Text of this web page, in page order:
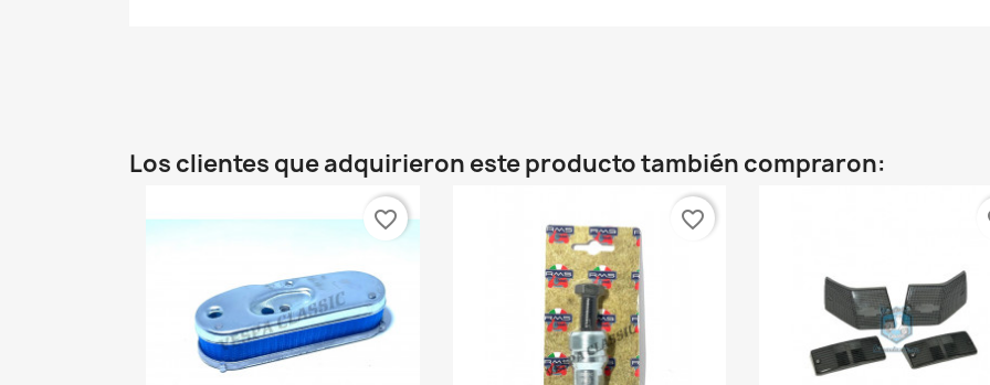
Los clientes que adquirieron este producto también compraron:
favorite_border favorite_border